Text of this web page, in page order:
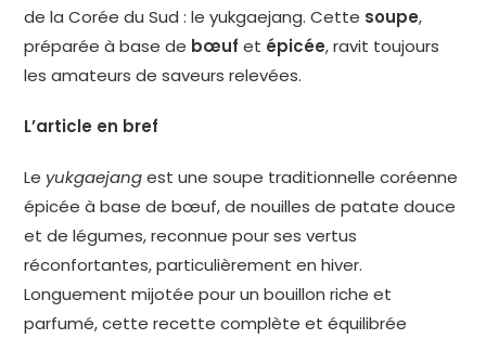
de la Corée du Sud : le yukgaejang. Cette soupe,
préparée à base de bœuf et épicée, ravit toujours
les amateurs de saveurs relevées.
L’article en bref
Le yukgaejangest une soupe traditionnelle coréenne
épicée à base de bœuf, de nouilles de patate douce
et de légumes, reconnue pour ses vertus
réconfortantes, particulièrement en hiver.
Longuement mijotée pour un bouillon riche et
parfumé, cette recette complète et équilibrée